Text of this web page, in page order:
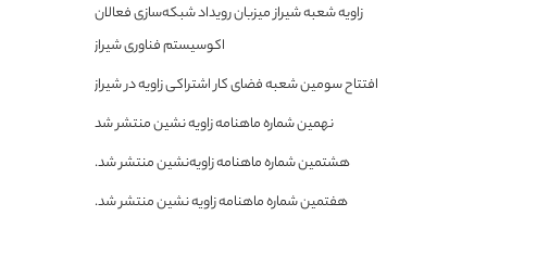
زاویه شعبه شیراز میزبان رویداد شبکه‌سازی فعالان
اکوسیستم فناوری شیراز
افتتاح سومین شعبه فضای کار اشتراکی زاویه در شیراز
نهمین شماره ماهنامه زاویه نشین منتشر شد
هشتمین شماره ماهنامه زاویه‌نشین منتشر شد.
هفتمین شماره ماهنامه زاویه نشین منتشر شد.